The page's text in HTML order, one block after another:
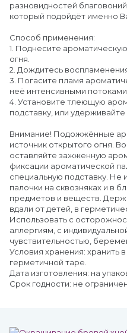
разновидностей
который подойдёт именно
Способ применения:
1. Поднесите
огня.
2. Дождитесь
3. Погасите пламя
неё интенсивными потоками
4. Установите тлеющую
подставку, или
Внимание! Подожжённые
источник открытого огня.
оставляйте зажженную
фиксации ароматической
специальную подставку. Не
палочки на сквозняках и в
предметов и веществ.
вдали от детей, в
Использовать с
аллергиям, с
чувствительностью,
Условия хранения: хранить
герметичной таре.
Дата изготовления: на
Срок годности: не ограничен